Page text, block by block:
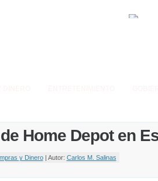
Home Depot en
y Dinero| Autor: Carlos M. Salinas